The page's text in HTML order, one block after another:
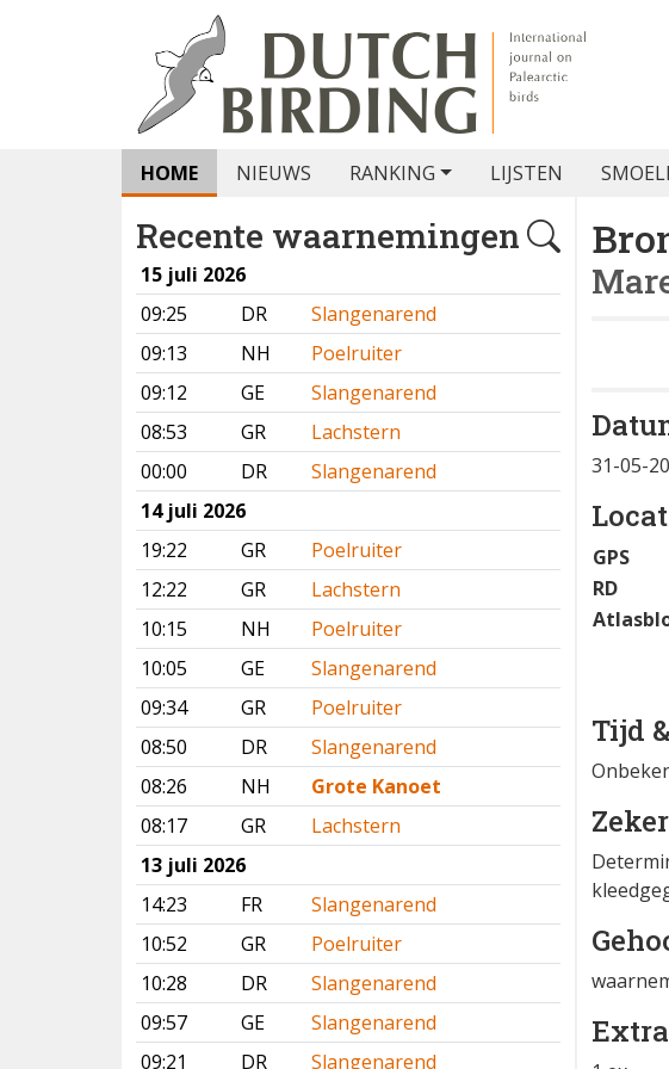
HOME NIEUWS RANKING LIJSTEN
Recente waarnemingen
15 juli 2026
09:25
DR
Slangenarend
09:13
NH
Poelruiter
09:12
GE
Slangenarend
08:53
GR
Lachstern
00:00
DR
Slangenarend
14 juli 2026
19:22
GR
Poelruiter
12:22
GR
Lachstern
10:15
NH
Poelruiter
10:05
GE
Slangenarend
09:34
GR
Poelruiter
08:50
DR
Slangenarend
08:26
NH
Grote Kanoet
08:17
GR
Lachstern
13 juli 2026
14:23
FR
Slangenarend
10:52
GR
Poelruiter
10:28
DR
Slangenarend
09:57
GE
Slangenarend
09:21
DR
Slangenarend
31-05-
Tijd